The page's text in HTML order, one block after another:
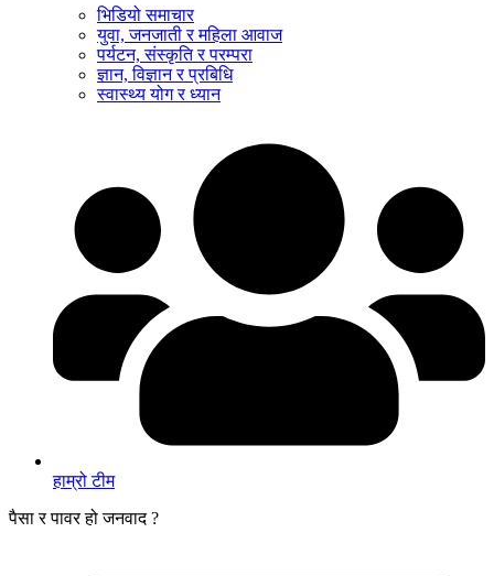
भिडियो समाचार
युवा, जनजाती र महिला आवाज
पर्यटन, संस्कृति र परम्परा
ज्ञान, विज्ञान र प्रबिधि
स्वास्थ्य योग र ध्यान
हाम्रो टीम
पैसा र पावर हो जनवाद ?